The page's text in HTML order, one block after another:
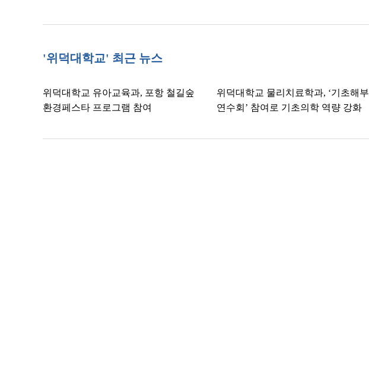
'위덕대학교' 최근 뉴스
위덕대학교 유아교육과, 포항 철길숲
환경페스타 프로그램 참여
위덕대학교 물리치료학과, ‘기초해부
연수회’ 참여로 기초의학 역량 강화